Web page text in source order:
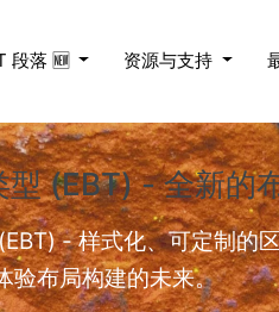
段落 🆕 资源与支持
(EBT) - 全新的
- 样式化、可定制的
验布局构建的未来。